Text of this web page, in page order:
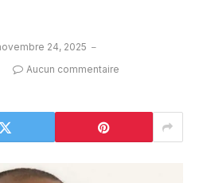
24, 2025
Aucun commentaire